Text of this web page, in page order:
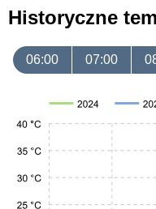
Historyczne
06:00 07:00